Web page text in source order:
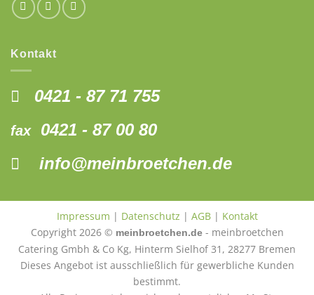
Kontakt
0421 - 87 71 755
fax
0421 - 87 00 80
info@meinbroetchen.de
Impressum | Datenschutz | AGB | Kontakt
Copyright 2026 © meinbroetchen.de- meinbroetchen
Catering Gmbh & Co Kg, Hinterm Sielhof 31, 28277 Bremen
Dieses Angebot ist ausschließlich für gewerbliche Kunden
bestimmt.